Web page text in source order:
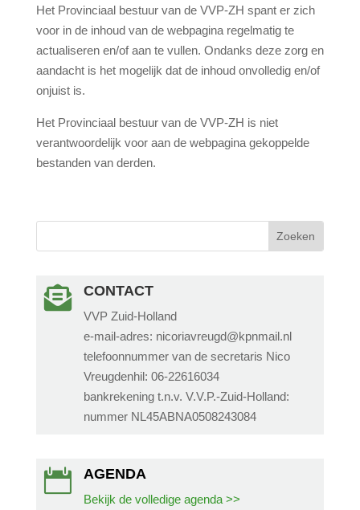
Het Provinciaal bestuur van de VVP-ZH spant er zich
voor in de inhoud van de webpagina regelmatig te
actualiseren en/of aan te vullen. Ondanks deze zorg en
aandacht is het mogelijk dat de inhoud onvolledig en/of
onjuist is.
Het Provinciaal bestuur van de VVP-ZH is niet
verantwoordelijk voor aan de webpagina gekoppelde
bestanden van derden.
 CONTACT
VVP Zuid-Holland
e-mail-adres: nicoriavreugd@kpnmail.nl
telefoonnummer van de secretaris Nico
Vreugdenhil: 06-22616034
bankrekening t.n.v. V.V.P.-Zuid-Holland:
nummer NL45ABNA0508243084
 AGENDA
Bekijk de volledige agenda >>